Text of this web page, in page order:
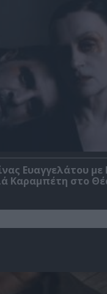
Ευαγγελάτου με
Καραμπέτη στο